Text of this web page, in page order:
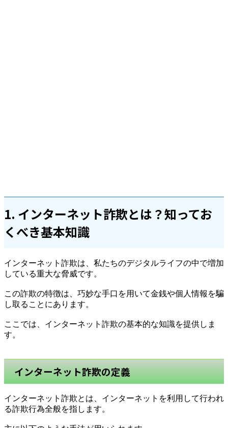
1. インターネット詐欺とは？知ってお
くべき基本知識
インターネット詐欺は、私たちのデジタルライフの中で増加
している重大な脅威です。
この詐欺の特徴は、巧妙な手口を用いて金銭や個人情報を騙
し取ることにあります。
ここでは、インターネット詐欺の基本的な知識を提供しま
す。
インターネット詐欺の定義
インターネット詐欺とは、インターネットを利用して行われ
る詐欺行為全般を指します。